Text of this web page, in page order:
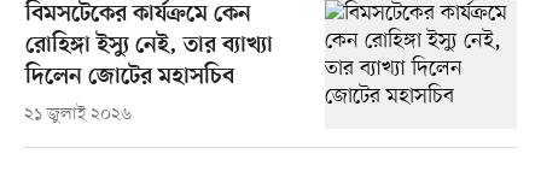
বিমসটেকের কার্যক্রমে কেন
রোহিঙ্গা ইস্যু নেই, তার ব্যাখ্যা
দিলেন জোটের মহাসচিব
২১ জুলাই ২০২৬